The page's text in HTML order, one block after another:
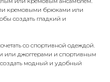
кремовыми брюками или
создать гладкий и
со спортивной одеждой.
или джоггерами и спортивным
модный и удобный